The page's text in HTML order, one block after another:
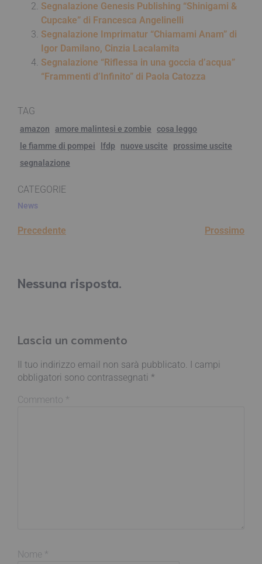
Segnalazione Genesis Publishing “Shinigami &
Cupcake” di Francesca Angelinelli
Segnalazione Imprimatur “Chiamami Anam” di
Igor Damilano, Cinzia Lacalamita
Segnalazione “Riflessa in una goccia d’acqua”
“Frammenti d’Infinito” di Paola Catozza
TAG
amazon amore malintesi e zombie
cosa leggo
le fiamme di pompei
lfdp nuove uscite
prossime uscite
segnalazione
CATEGORIE
News
Precedente Prossimo
Nessuna risposta.
Lascia un commento
Il tuo indirizzo email non sarà pubblicato. I campi
obbligatori sono contrassegnati *
Commento *
Nome *